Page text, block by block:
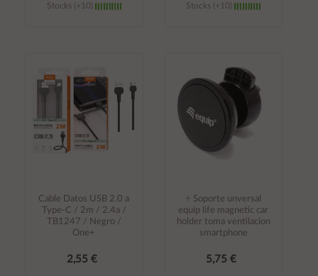
Stocks (+10)
carrito
Stocks (+10)
carrito
Cable Datos USB 2.0 a
Type-C / 2m / 2.4a /
TB1247 / Negro /
One+
2,55 €
÷ Soporte unversal
equip life magnetic car
holder toma ventilacion
smartphone
5,75 €